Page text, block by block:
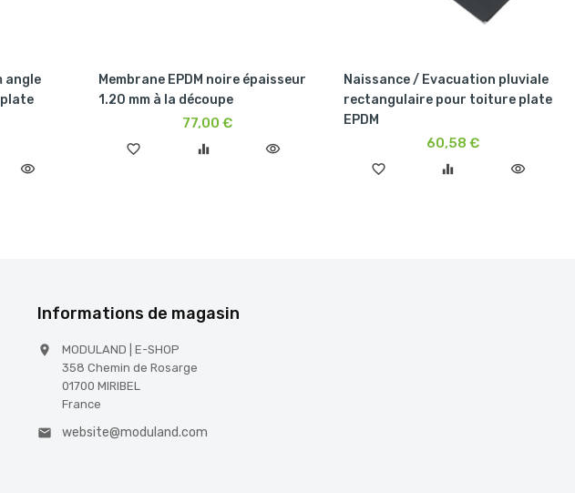
angle
visibility
Membrane EPDM noire épaisseur
1.20 mm à la découpe
77,00 €
favorite_border equalizer visibility
Naissance / Evacuation pluviale
rectangulaire pour toiture plate
EPDM
60,58 €
favorite_border equalizer visibility
Informations de magasin

MODULAND | E-SHOP
358 Chemin de Rosarge
01700 MIRIBEL
France
 website@moduland.com